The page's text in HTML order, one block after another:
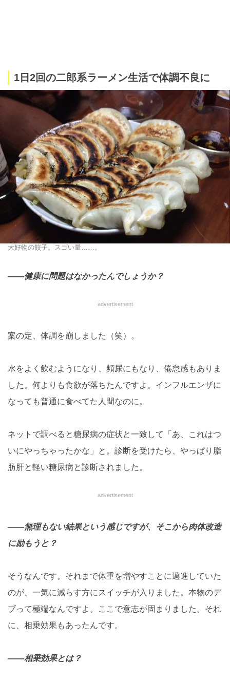
1日2回の二郎系ラーメン生活で体調不良に
大好物の餃子。スゴい量……。
――健康に問題はなかったんでしょうか？
advertisement
案の定、体調を崩しました（笑）。
水をよく飲むようになり、頻尿にもなり、倦怠感もありま
した。何よりも食欲が落ちたんですよ。インフルエンザに
なっても普通に食べてた人間なのに。
ネットで調べると糖尿病の症状と一致して「あ、これはつ
いにやっちゃったかな」と。診断を受けたら、やっぱり脂
肪肝と軽い糖尿病と診断されました。
advertisement
――無理もない結果という感じですが、そこから肉体改造
に励もうと？
そうなんです。それまで体重を増やすことに邁進していた
のが、一気に減らす方にスイッチが入りました。本物のデ
ブって極端なんですよ。ここで意志が固まりました。それ
に、相乗効果もあったんです。
――相乗効果とは？